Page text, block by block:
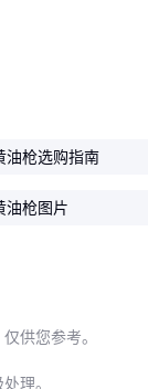
圈弹性，老化件及
碎，但能避免因
性维护策略。
是各个环节的精
油枪选购指南
油枪图片
供您参考。
理。